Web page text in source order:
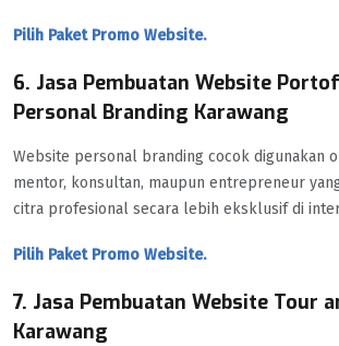
Pilih Paket Promo Website.
6. Jasa Pembuatan Website
Personal Branding Karawang
Website personal branding cocok digunakan
mentor, konsultan, maupun entrepreneur
citra profesional secara lebih eksklusif di
Pilih Paket Promo Website.
7. Jasa Pembuatan Website Tour
Karawang